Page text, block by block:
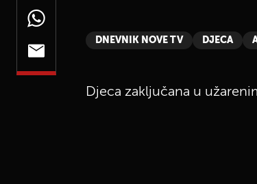
DNEVNIK NOVE TV DJECA
Djeca zaključana u